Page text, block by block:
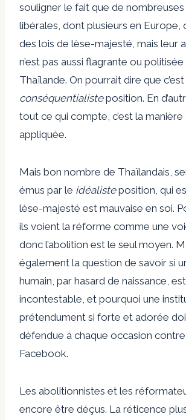
souligner le fait que de
libérales, dont plusieurs en Europe,
des lois de lèse-majesté, mais leur
n’est pas aussi flagrante ou politisée
Thaïlande. On pourrait dire que
conséquentialisteposition. En
tout ce qui compte, c’est la
appliquée.
Mais bon nombre de Thaïlandais,
émus par le idéalisteposition, qui
lèse-majesté est mauvaise en soi.
ils voient la réforme comme une
donc l’abolition est le seul moyen.
également la question de savoir si
humain, par hasard de naissance,
incontestable, et pourquoi une
prétendument si forte et adorée
défendue à chaque occasion contre
Facebook.
Les abolitionnistes et les
encore être déçus. La réticence